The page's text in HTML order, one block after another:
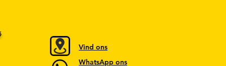
Vind ons
WhatsApp ons